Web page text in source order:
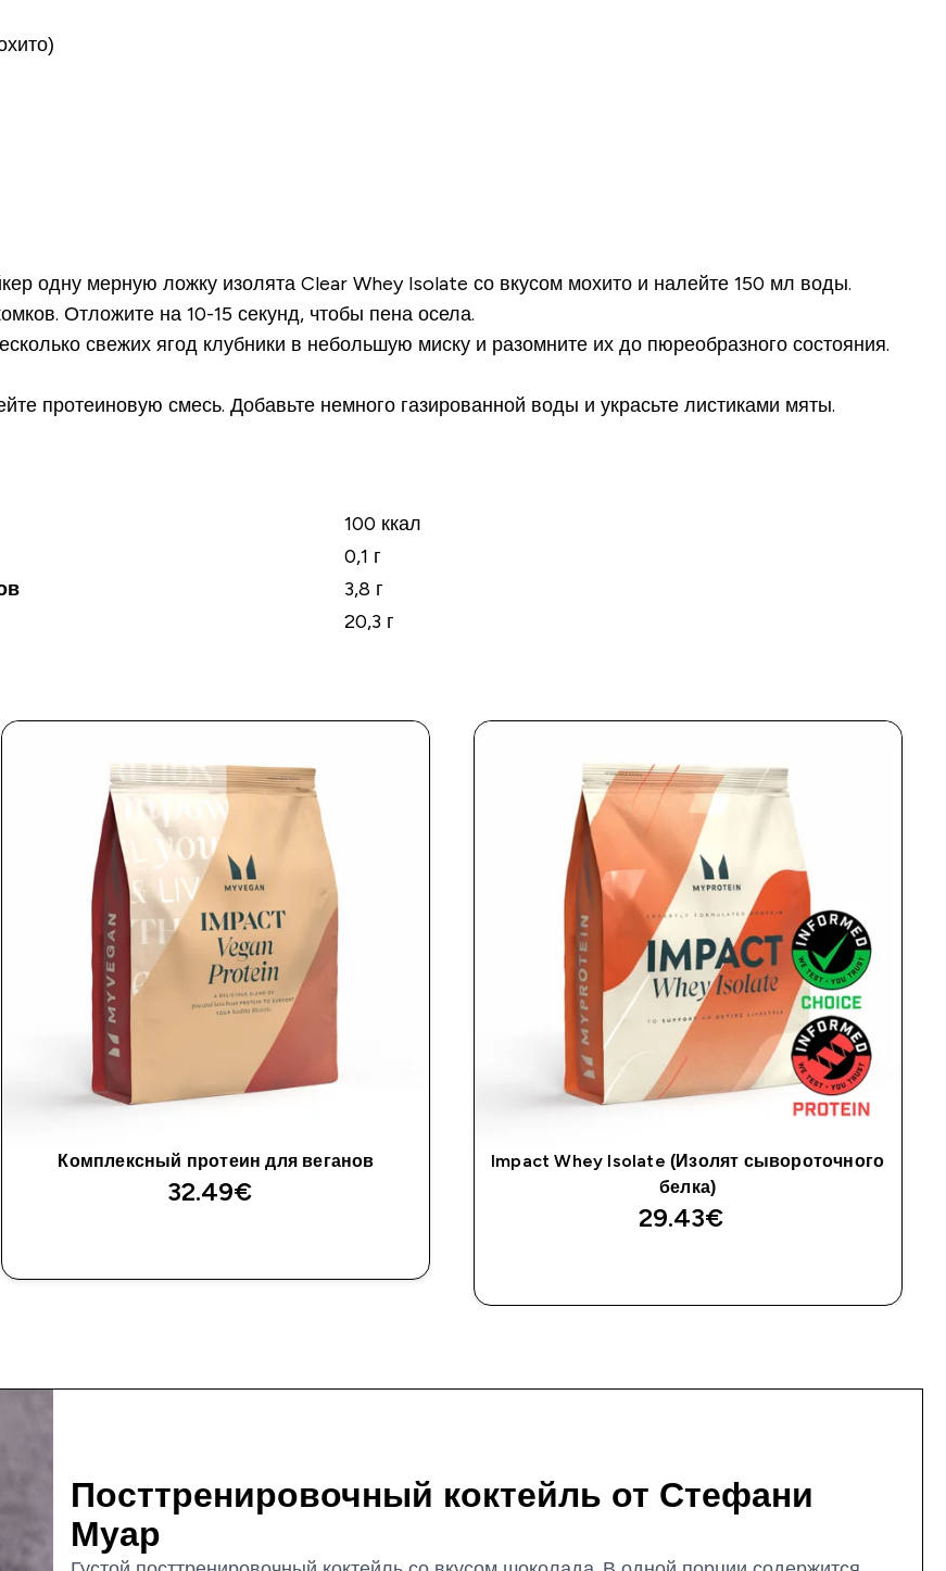
одну мерную ложку изолята Clear Whey Isolate со вкусом мохито и налейте 150 мл воды.
Отложите на 10-15 секунд, чтобы пена осела.
свежих ягод клубники в небольшую миску и разомните их до пюреобразного состояния.
протеиновую смесь. Добавьте немного газированной воды и украсьте листиками мяты.
100 ккал
0,1 г
3,8 г
20,3 г
Комплексный протеин для веганов
32.49€‎
Impact Whey Isolate (Изолят сывороточного
белка)
29.43€‎
Посттренировочный коктейль от Стефани
Муар